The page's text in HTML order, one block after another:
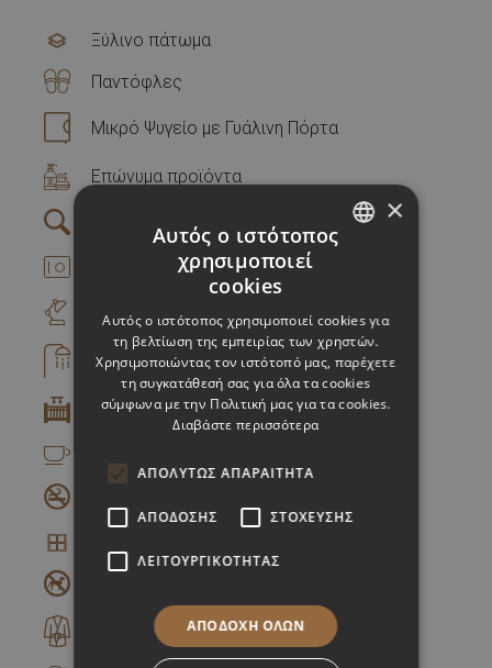
Ξύλινο πάτωμα
Παντόφλες
Μικρό Ψυγείο με Γυάλινη Πόρτα
Επώνυμα προϊόντα
Μεγεθυντικός καθρέφτης στα μπάνια
Χρηματοκιβώτιο
Γραφείο με επιτραπέζιο φωτιστικό
Ντουζ / WC
Κρεβατάκι Μωρού
Μπουρνούζια
×
Αυτός ο ιστότοπος
χρησιμοποιεί
cookies
Αυτός ο ιστότοπος χρησιμοποιεί cookies για
τη βελτίωση της εμπειρίας των χρηστών.
Χρησιμοποιώντας τον ιστότοπό μας, παρέχετε
τη συγκατάθεσή σας για όλα τα cookies
σύμφωνα με την Πολιτική μας για τα cookies.
Διαβάστε περισσότερα
ΑΠΟΛΎΤΩΣ ΑΠΑΡΑΊΤΗΤΑ
ΑΠΌΔΟΣΗΣ ΣΤΌΧΕΥΣΗΣ
ΛΕΙΤΟΥΡΓΙΚΌΤΗΤΑΣ
ΑΠΟΔΟΧΉ ΌΛΩΝ